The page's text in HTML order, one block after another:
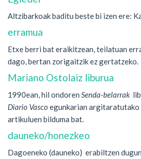
Altzibarkoak baditu beste bi izen ere:
erramua
Etxe berri bat eraikitzean, teilatuan
dago, bertan zorigaitzik ez gertatzeko.
Mariano Ostolaiz liburua
1990ean, hil ondoren Senda-belarrak
Diario Vasco egunkarian argitaratutako
artikuluen bilduma bat.
dauneko/honezkeo
Dagoeneko (dauneko) erabiltzen